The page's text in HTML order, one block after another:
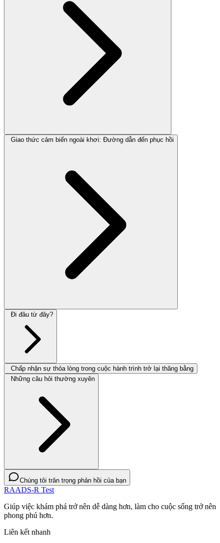
Giao thức cảm biến ngoài khơi: Đường dẫn đến phục hồi
Đi đâu từ đây?
Chấp nhận sự thỏa lòng trong cuộc hành trình trở lại thăng bằng
Những câu hỏi thường xuyên
Chúng tôi trân trọng phản hồi của bạn
RAADS-R Test
Giúp việc khám phá trở nên dễ dàng hơn, làm cho cuộc sống trở nên
phong phú hơn.
Liên kết nhanh